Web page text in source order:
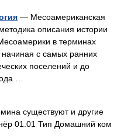
— Месоамериканская
описания истории
в терминах
с самых ранних
поселений и до
…
существуют и другие
01.01 Тип Домашний ком